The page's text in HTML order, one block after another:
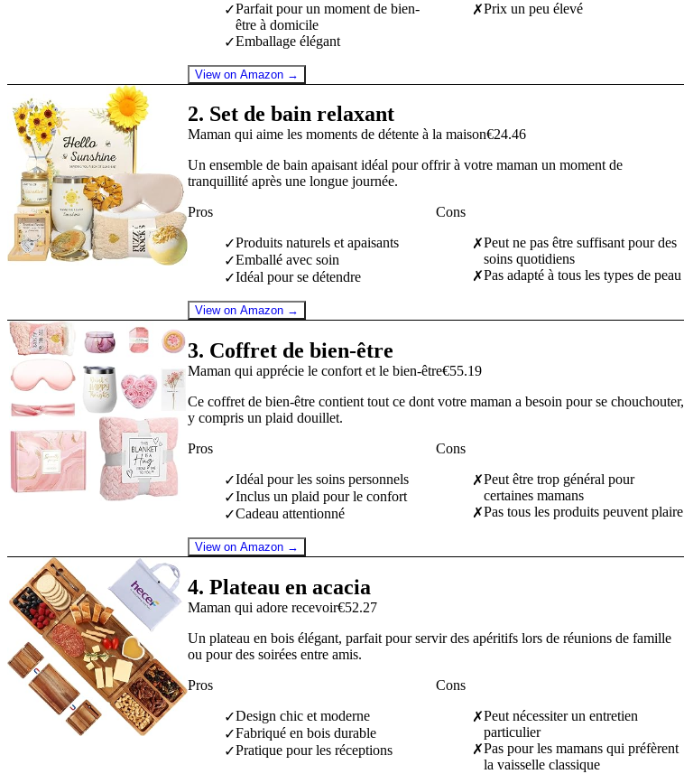
✓Parfait pour un moment de bien-
être à domicile
✓Emballage élégant
✗Prix un peu élevé
View on Amazon →
2. Set de bain relaxant
Maman qui aime les moments de détente à la maison€24.46
Un ensemble de bain apaisant idéal pour offrir à votre maman un moment de
tranquillité après une longue journée.
Pros
✓Produits naturels et apaisants
✓Emballé avec soin
✓Idéal pour se détendre
Cons
✗Peut ne pas être suffisant pour des
soins quotidiens
✗Pas adapté à tous les types de peau
View on Amazon →
3. Coffret de bien-être
Maman qui apprécie le confort et le bien-être€55.19
Ce coffret de bien-être contient tout ce dont votre maman a besoin pour se chouchouter,
y compris un plaid douillet.
Pros
✓Idéal pour les soins personnels
✓Inclus un plaid pour le confort
✓Cadeau attentionné
Cons
✗Peut être trop général pour
certaines mamans
✗Pas tous les produits peuvent plaire
View on Amazon →
4. Plateau en acacia
Maman qui adore recevoir€52.27
Un plateau en bois élégant, parfait pour servir des apéritifs lors de réunions de famille
ou pour des soirées entre amis.
Pros
✓Design chic et moderne
✓Fabriqué en bois durable
✓Pratique pour les réceptions
Cons
✗Peut nécessiter un entretien
particulier
✗Pas pour les mamans qui préfèrent
la vaisselle classique